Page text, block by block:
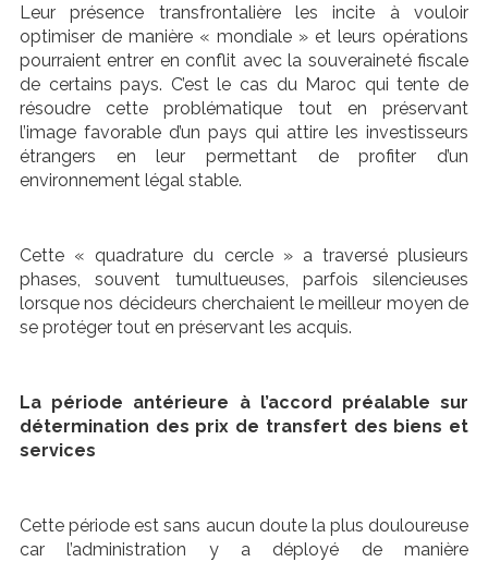
Leur présence transfrontalière les incite à vouloir
optimiser de manière « mondiale » et leurs opérations
pourraient entrer en conflit avec la souveraineté fiscale
de certains pays. C’est le cas du Maroc qui tente de
résoudre cette problématique tout en préservant
l’image favorable d’un pays qui attire les investisseurs
étrangers en leur permettant de profiter d’un
environnement légal stable.
Cette « quadrature du cercle » a traversé plusieurs
phases, souvent tumultueuses, parfois silencieuses
lorsque nos décideurs cherchaient le meilleur moyen de
se protéger tout en préservant les acquis.
La période antérieure à l’accord préalable sur
détermination des prix de transfert des biens et
services
Cette période est sans aucun doute la plus douloureuse
car l’administration y a déployé de manière